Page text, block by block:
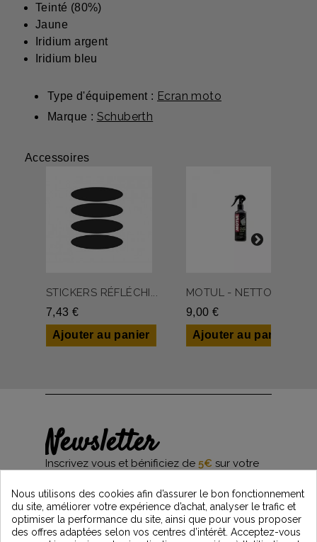
Teinté (80%)
Jaune
Iridium argent
Iridium bleu
Type d'équipement : Ecran moto
Marque : Schuberth
Accessoires
STICKERS RÉFLÉCHI...
7,43 €
Ajouter au panier
MOTUL - NETTOYANT...
9,00 €
Ajouter au panier
Newsletter
Inscrivez vous et bénificiez de 5€ sur votre
et restez informés des dernières nouveautés
Vintage Motors
Nous utilisons des cookies afin d’assurer le bon fonctionnement
du site, améliorer votre expérience d’achat, analyser le trafic et
optimiser la performance du site, ainsi que pour vous proposer
des offres adaptées selon vos centres d’intérêt. Acceptez-vous